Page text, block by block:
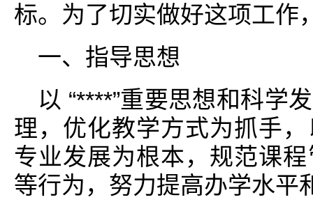
标。为了切实做好这项工作
一、指导思想
以 “****”重要思想和科学
理，优化教学方式为抓手
专业发展为根本，规范课
等行为，努力提高办学水平